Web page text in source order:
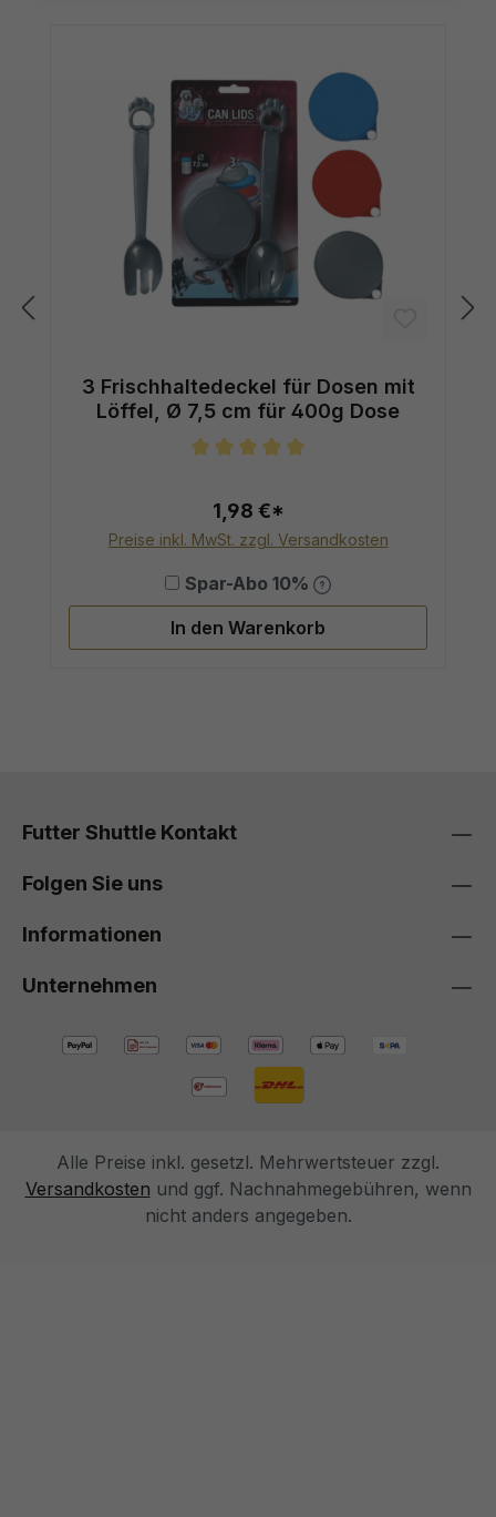
3 Frischhaltedeckel für Dosen mit
Löffel, Ø 7,5 cm für 400g Dose
1,98 €*
Preise inkl. MwSt. zzgl. Versandkosten
Spar-Abo 10%
In den Warenkorb
Futter Shuttle Kontakt
Folgen Sie uns
Informationen
Unternehmen
Alle Preise inkl. gesetzl. Mehrwertsteuer zzgl.
Versandkosten und ggf. Nachnahmegebühren, wenn
nicht anders angegeben.